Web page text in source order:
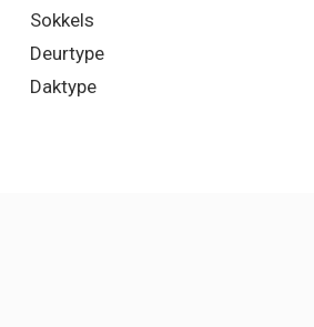
Sokkels
Deurtype
Daktype